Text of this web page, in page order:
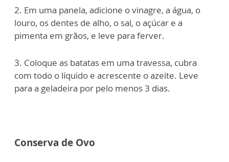
2. Em uma panela, adicione o vinagre, a água, o
louro, os dentes de alho, o sal, o açúcar e a
pimenta em grãos, e leve para ferver.
3. Coloque as batatas em uma travessa, cubra
com todo o líquido e acrescente o azeite. Leve
para a geladeira por pelo menos 3 dias.
Conserva de Ovo